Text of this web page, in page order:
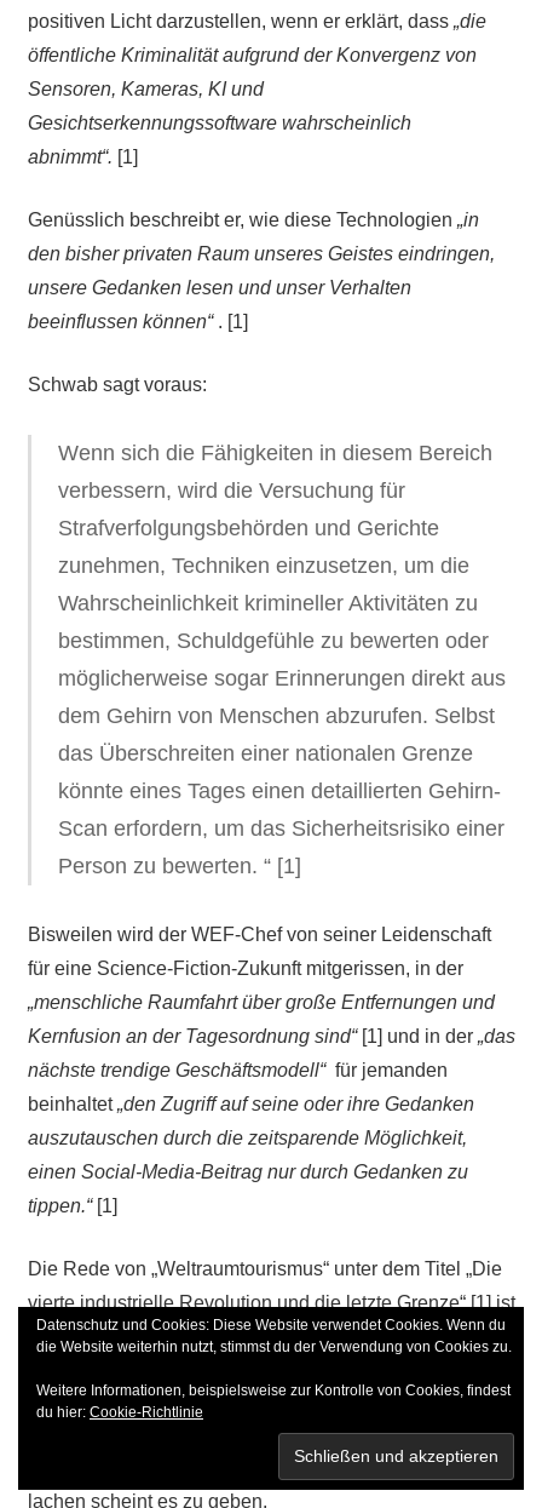
positiven Licht darzustellen, wenn er erklärt, dass „die
öffentliche Kriminalität aufgrund der Konvergenz von
Sensoren, Kameras, KI und
Gesichtserkennungssoftware wahrscheinlich
abnimmt“. [1]
Genüsslich beschreibt er, wie diese Technologien „in
den bisher privaten Raum unseres Geistes eindringen,
unsere Gedanken lesen und unser Verhalten
beeinflussen können“. [1]
Schwab sagt voraus:
Wenn sich die Fähigkeiten in diesem Bereich
verbessern, wird die Versuchung für
Strafverfolgungsbehörden und Gerichte
zunehmen, Techniken einzusetzen, um die
Wahrscheinlichkeit krimineller Aktivitäten zu
bestimmen, Schuldgefühle zu bewerten oder
möglicherweise sogar Erinnerungen direkt aus
dem Gehirn von Menschen abzurufen. Selbst
das Überschreiten einer nationalen Grenze
könnte eines Tages einen detaillierten Gehirn-
Scan erfordern, um das Sicherheitsrisiko einer
Person zu bewerten. “ [1]
Bisweilen wird der WEF-Chef von seiner Leidenschaft
für eine Science-Fiction-Zukunft mitgerissen, in der
„menschliche Raumfahrt über große Entfernungen und
Kernfusion an der Tagesordnung sind“[1] und in der „das
nächste trendige Geschäftsmodell“für jemanden
beinhaltet„den Zugriff auf seine oder ihre Gedanken
auszutauschen durch die zeitsparende Möglichkeit,
einen Social-Media-Beitrag nur durch Gedanken zu
tippen.“[1]
Die Rede von „Weltraumtourismus“ unter dem Titel „Die
vierte industrielle Revolution und die letzte Grenze“ [1] ist
fast lustig, ebenso wie sein Vorschlag, dass „eine Welt
Aber je weiter der Leser in die Welt vordringt, die in
Schwabs Büchern dargestellt ist, desto weniger zu
lachen scheint es zu geben.
Datenschutz und Cookies: Diese Website verwendet Cookies. Wenn du
die Website weiterhin nutzt, stimmst du der Verwendung von Cookies zu.
Weitere Informationen, beispielsweise zur Kontrolle von Cookies, findest
du hier: Cookie-Richtlinie